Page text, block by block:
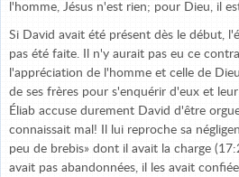
l'homme, Jésus n'est rien; pour Dieu, il
Si David avait été présent dès le début,
pas été faite. Il n'y aurait pas eu ce
l'appréciation de l'homme et celle de
de ses frères pour s'enquérir d'eux et
Éliab accuse durement David d'être
connaissait mal! Il lui reproche sa
peu de brebis» dont il avait la charge
avait pas abandonnées, il les avait